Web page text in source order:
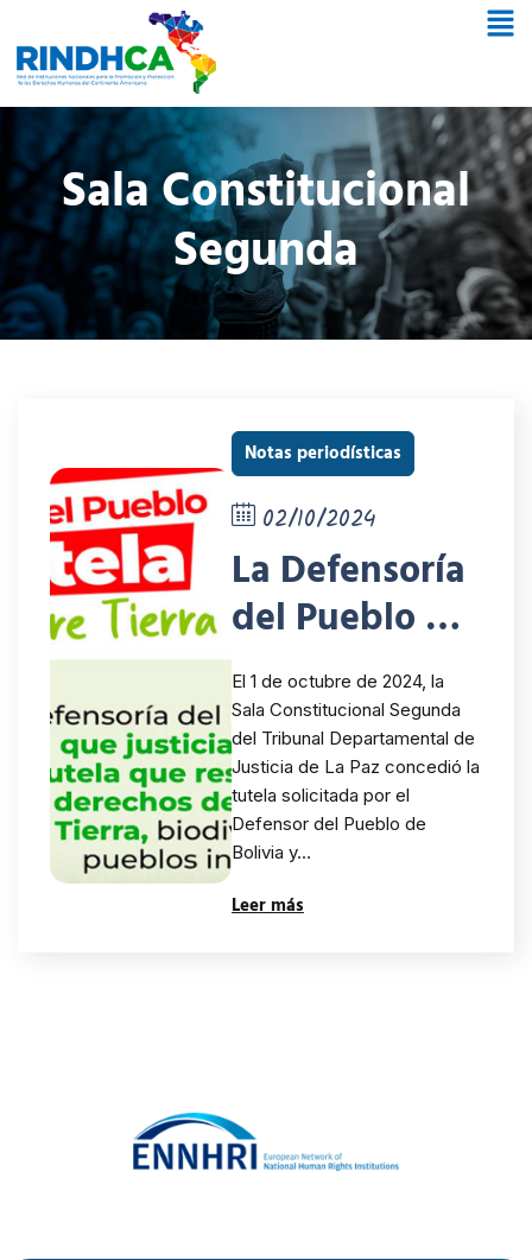
Sala Constitucional
Segunda
Notas periodísticas
02/10/2024
La Defensoría
del Pueblo de
Bolivia
obtiene tutela
para proteger
los derechos
de la Madre
Tierra, la
El 1 de octubre de 2024, la
Sala Constitucional Segunda
del Tribunal Departamental de
Justicia de La Paz concedió la
tutela solicitada por el
Defensor del Pueblo de
Bolivia y…
Leer más